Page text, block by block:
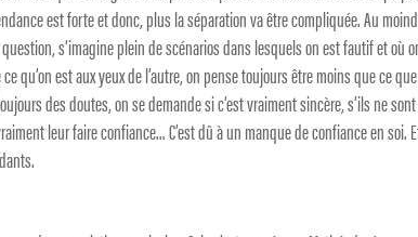
est forte et donc, plus la séparation va être compliquée. Au
s’imagine plein de scénarios dans lesquels on est fautif et où
qu’on est aux yeux de l’autre, on pense toujours être moins que ce
des doutes, on se demande si c’est vraiment sincère, s’ils ne
leur faire confiance… C’est dû à un manque de confiance en soi.